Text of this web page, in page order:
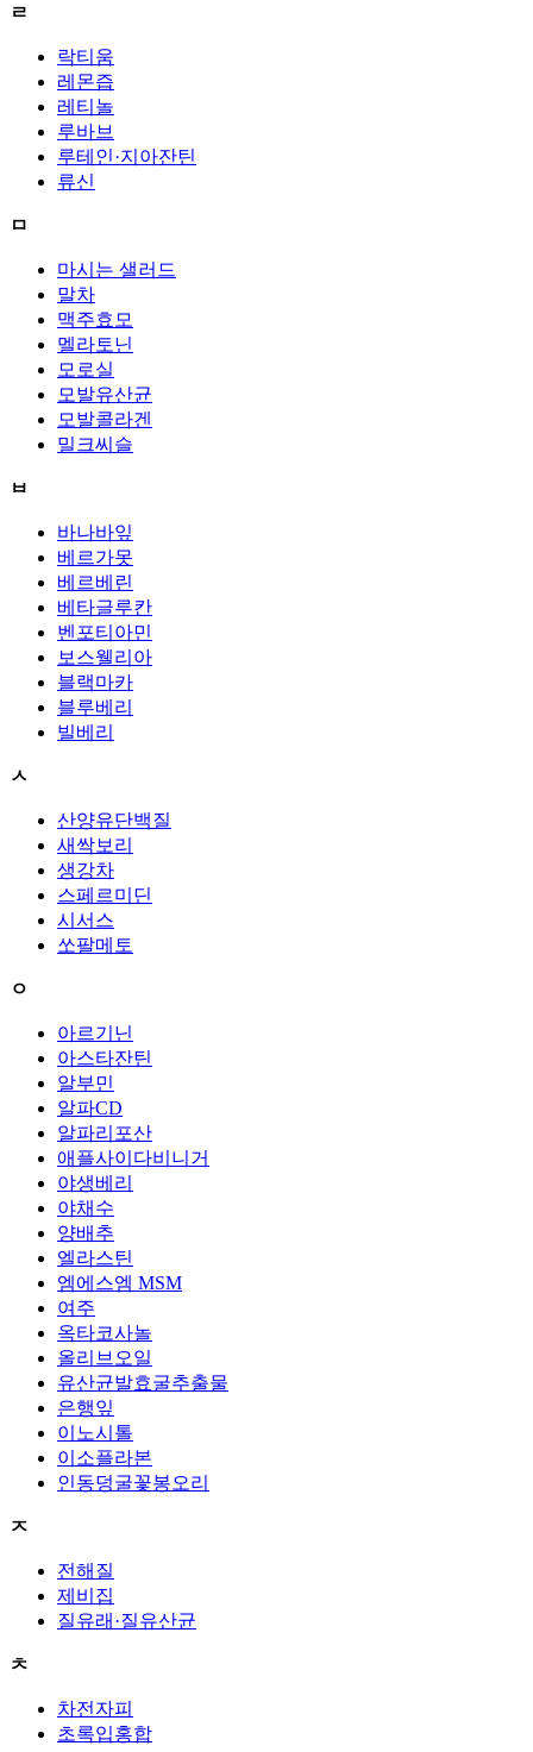
ㄹ
락티움
레몬즙
레티놀
루바브
루테인·지아잔틴
류신
ㅁ
마시는 샐러드
말차
맥주효모
멜라토닌
모로실
모발유산균
모발콜라겐
밀크씨슬
ㅂ
바나바잎
베르가못
베르베린
베타글루칸
벤포티아민
보스웰리아
블랙마카
블루베리
빌베리
ㅅ
산양유단백질
새싹보리
생강차
스페르미딘
시서스
쏘팔메토
ㅇ
아르기닌
아스타잔틴
알부민
알파CD
알파리포산
애플사이다비니거
야생베리
야채수
양배추
엘라스틴
엠에스엠 MSM
여주
옥타코사놀
올리브오일
유산균발효굴추출물
은행잎
이노시톨
이소플라본
인동덩굴꽃봉오리
ㅈ
전해질
제비집
질유래·질유산균
ㅊ
차전자피
초록입홍합